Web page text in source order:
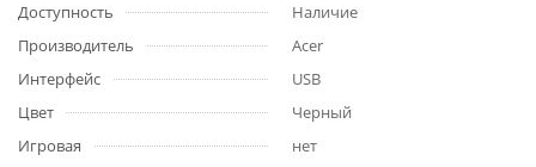
Доступность
Наличие
Производитель
Acer
Интерфейс
USB
Цвет
Черный
Игровая
нет